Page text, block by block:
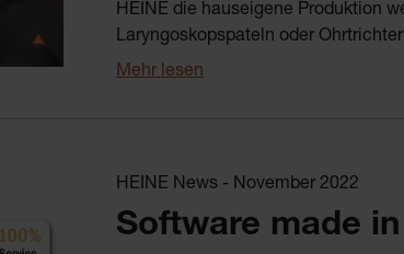
HEINE die hauseigene Produktion
Laryngoskopspateln oder
Mehr lesen
HEINE News - November 2022
Software made